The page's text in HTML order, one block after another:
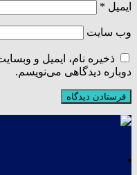
ایمیل *
وب‌ سایت
ذخیره نام، ایمیل و
دوباره دیدگاهی می‌نویسم.